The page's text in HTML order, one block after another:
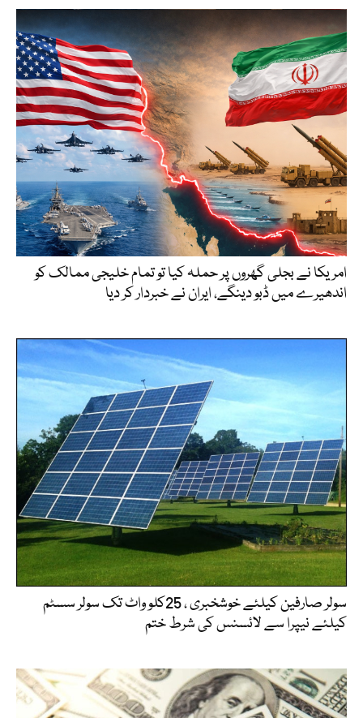
امریکا نے بجلی گھروں پر حملہ کیا تو تمام خلیجی ممالک کو
اندھیرے میں ڈبو دینگے، ایران نے خبردار کر دیا
سولر صارفین کیلئے خوشخبری ، 25کلو واٹ تک سولر سسٹم
کیلئے نیپرا سے لائسنس کی شرط ختم